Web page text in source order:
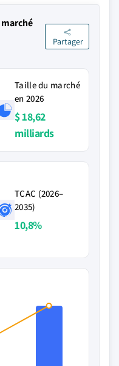
Partager
Taille du marché
en 2026
$ 18,62
milliards
TCAC (2026–
2035)
10,8%